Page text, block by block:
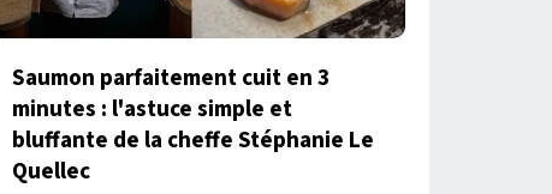
Saumon parfaitement cuit en 3
minutes : l'astuce simple et
bluffante de la cheffe Stéphanie Le
Quellec